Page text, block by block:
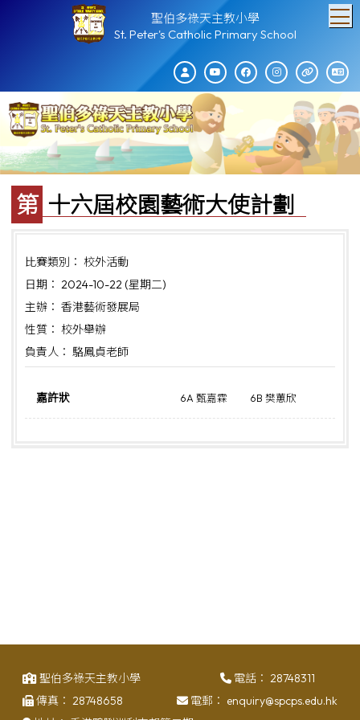
聖伯多祿天主教小學
St. Peter's Catholic Primary School
第十六屆校園藝術大使計劃
比賽類別： 校外活動
日期： 2024-10-22 (星期二)
主辦： 香港藝術發展局
性質： 校外舉辦
負責人： 駱鳳貞老師
嘉許狀 6A 甄嘉霖 6B 樊蕙欣
聖伯多祿天主教小學 電話： 28748311
傳真： 28748658 電郵： enquiry@spcps.edu.hk